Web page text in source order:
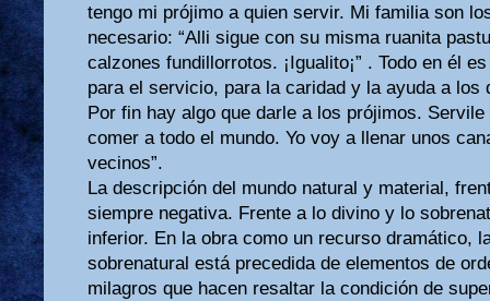
tengo mi prójimo a quien servir. Mi familia son
necesario: “Alli sigue con su misma ruanita
calzones fundillorrotos. ¡Igualito¡” . Todo en él
para el servicio, para la caridad y la ayuda a los
Por fin hay algo que darle a los prójimos.
comer a todo el mundo. Yo voy a llenar unos
vecinos”.
La descripción del mundo natural y material,
siempre negativa. Frente a lo divino y lo
inferior. En la obra como un recurso dramático,
sobrenatural está precedida de elementos de
milagros que hacen resaltar la condición de